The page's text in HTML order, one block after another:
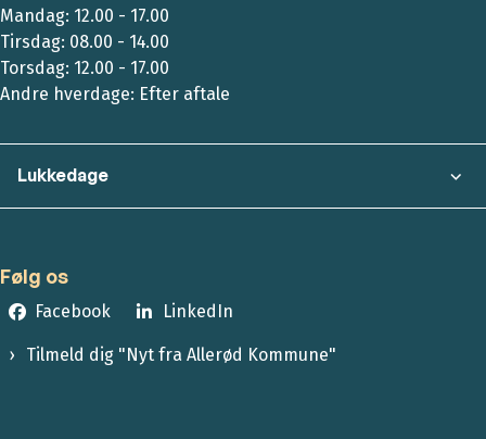
Mandag: 12.00 - 17.00
Tirsdag: 08.00 - 14.00
Torsdag: 12.00 - 17.00
Andre hverdage: Efter aftale
Lukkedage
Følg os
Facebook LinkedIn
Tilmeld dig "Nyt fra Allerød Kommune"